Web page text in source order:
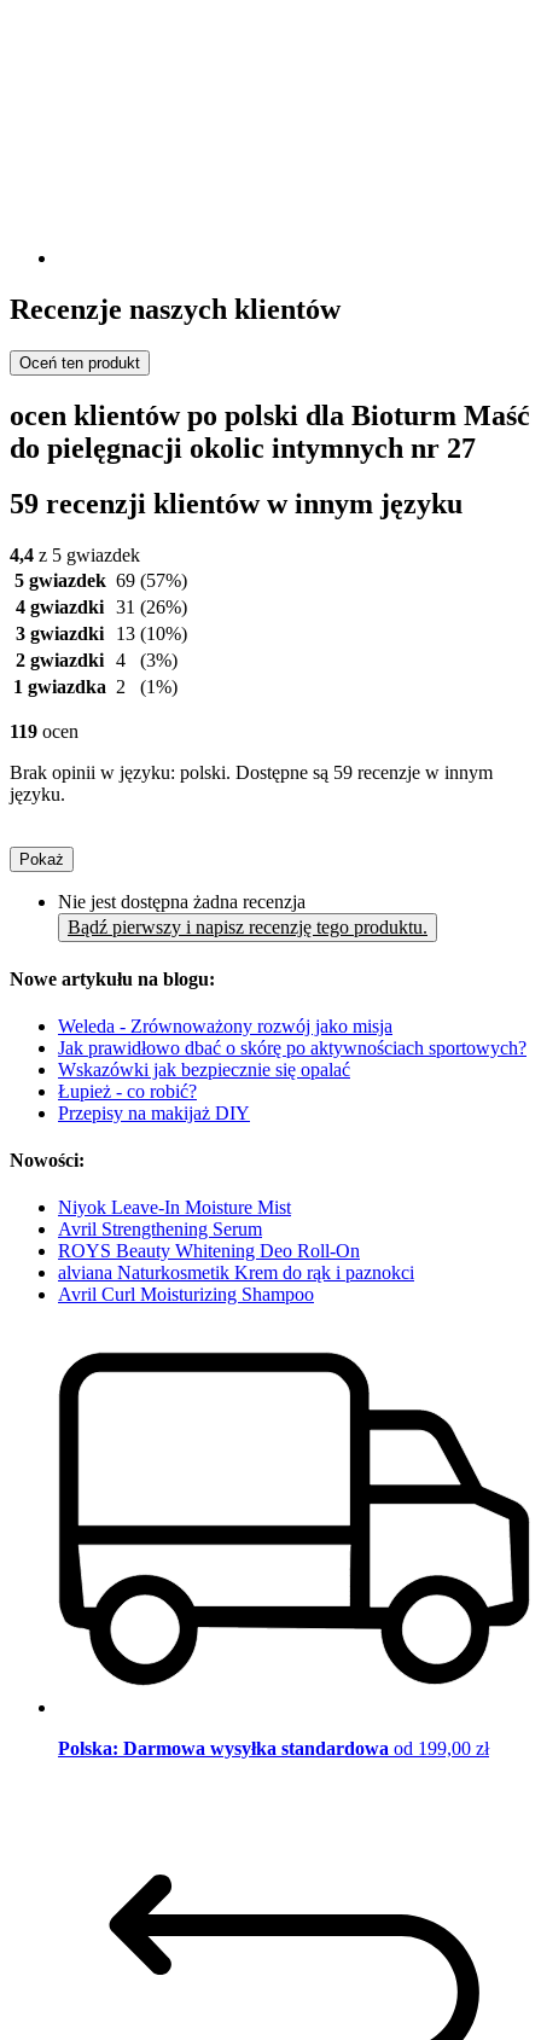
Recenzje naszych klientów
Oceń ten produkt
ocen klientów po polski dla Bioturm Maść
do pielęgnacji okolic intymnych nr 27
59 recenzji klientów w innym języku
4,4 z 5 gwiazdek
5 gwiazdek 69 (57%)
4 gwiazdki 31 (26%)
3 gwiazdki
13 (10%)
2 gwiazdki 4
(3%)
1 gwiazdka 2 (1%)
119 ocen
Brak opinii w języku: polski. Dostępne są 59 recenzje w innym
języku.
Pokaż
Nie jest dostępna żadna recenzja
Bądź pierwszy i napisz recenzję tego produktu.
Nowe artykułu na blogu:
Weleda - Zrównoważony rozwój jako misja
Jak prawidłowo dbać o skórę po aktywnościach sportowych?
Wskazówki jak bezpiecznie się opalać
Łupież - co robić?
Przepisy na makijaż DIY
Nowości:
Niyok Leave-In Moisture Mist
Avril Strengthening Serum
ROYS Beauty Whitening Deo Roll-On
alviana Naturkosmetik Krem do rąk i paznokci
Avril Curl Moisturizing Shampoo
Polska: Darmowa wysyłka standardowa od 199,00 zł